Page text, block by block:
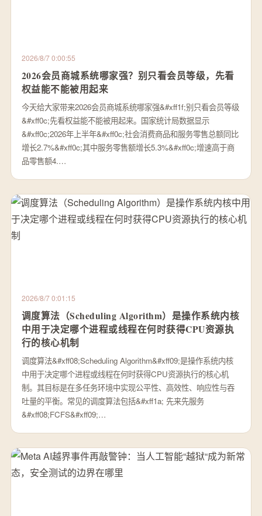
2026/8/7 0:00:55
2026会员商城系统哪家强？别只看会员等级，先看
权益能不能被用起来
今天给大家带来2026会员商城系统哪家强&#xff1f;别只看会员等级
&#xff0c;先看权益能不能被用起来。国家统计局数据显示
&#xff0c;2026年上半年&#xff0c;社会消费商品和服务零售总额同比
增长2.7%&#xff0c;其中服务零售额增长5.3%&#xff0c;增速高于商
品零售额4.…
2026/8/7 0:01:15
调度算法（Scheduling Algorithm）是操作系统内核
中用于决定哪个进程或线程在何时获得CPU资源执
行的核心机制
调度算法&#xff08;Scheduling Algorithm&#xff09;是操作系统内核
中用于决定哪个进程或线程在何时获得CPU资源执行的核心机
制。其目标是在多任务环境中实现公平性、高效性、响应性与吞
吐量的平衡。常见的调度算法包括&#xff1a; 先来先服务
&#xff08;FCFS&#xff09;…